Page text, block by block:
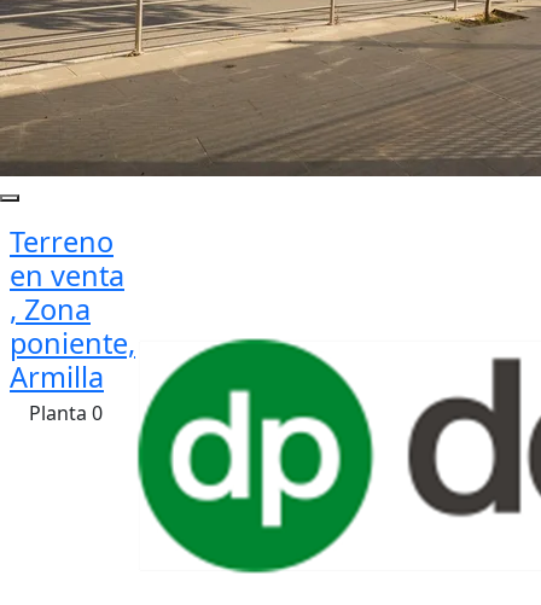
Terreno
en venta
, Zona
poniente,
Armilla
Planta 0